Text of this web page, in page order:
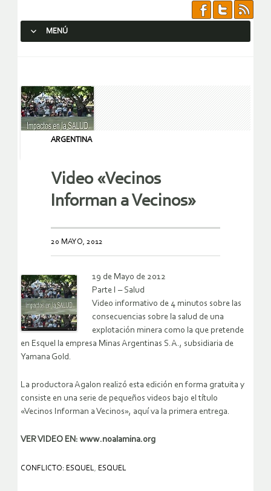
MENÚ
ARGENTINA
Video «Vecinos
Informan a Vecinos»
20 MAYO, 2012
19 de Mayo de 2012
Parte I – Salud
Video informativo de 4 minutos sobre las
consecuencias sobre la salud de una
explotación minera como la que pretende
en Esquel la empresa Minas Argentinas S.A., subsidiaria de
Yamana Gold.
La productora Agalon realizó esta edición en forma gratuita y
consiste en una serie de pequeños videos bajo el título
«Vecinos Informan a Vecinos», aquí va la primera entrega.
VER VIDEO EN: www.noalamina.org
CONFLICTO: ESQUEL, ESQUEL